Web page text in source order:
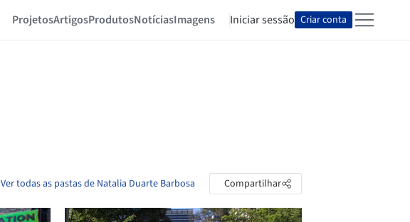
ProjetosArtigosProdutosNotíciasImagens Iniciar sessão Criar conta
Ver todas as pastas de Natalia Duarte Barbosa Compartilhar